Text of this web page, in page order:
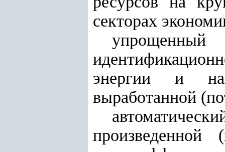
секторах
упрощенный
энергии и
выработанной
произведенной